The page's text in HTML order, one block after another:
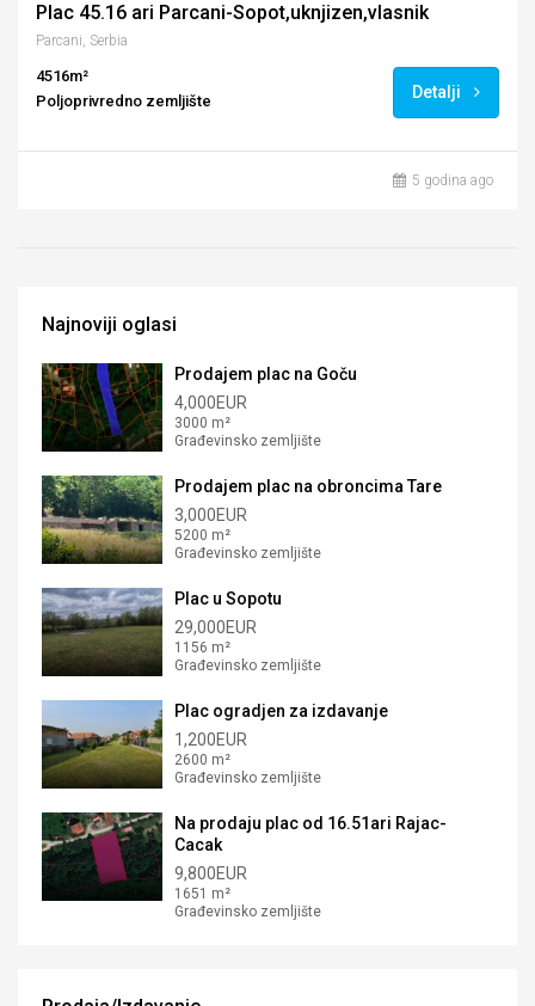
Plac 45.16 ari Parcani-Sopot,uknjizen,vlasnik
Parcani, Serbia
4516m²
Poljoprivredno zemljište
Detalji
5 godina ago
Najnoviji oglasi
Prodajem plac na Goču
4,000EUR
3000 m²
Građevinsko zemljište
Prodajem plac na obroncima Tare
3,000EUR
5200 m²
Građevinsko zemljište
Plac u Sopotu
29,000EUR
1156 m²
Građevinsko zemljište
Plac ogradjen za izdavanje
1,200EUR
2600 m²
Građevinsko zemljište
Na prodaju plac od 16.51ari Rajac-
Cacak
9,800EUR
1651 m²
Građevinsko zemljište